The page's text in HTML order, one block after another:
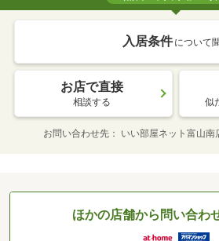
入居条件 について
お店で直接
相談する 似
お問い合わせ先 いい部屋ネット富山
ほかの店舗から問い合わ